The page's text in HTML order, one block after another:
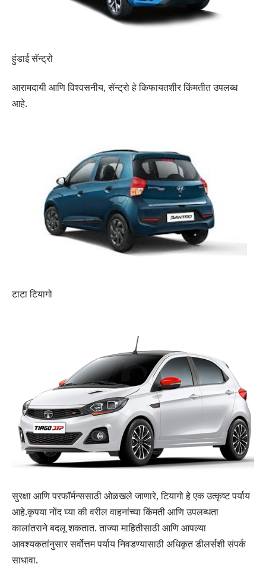
हुंडाई सॅन्ट्रो
आरामदायी आणि विश्वसनीय, सॅन्ट्रो हे किफायतशीर किंमतीत उपलब्ध
आहे.​
टाटा टियागो
सुरक्षा आणि परफॉर्मन्ससाठी ओळखले जाणारे, टियागो हे एक उत्कृष्ट पर्याय
आहे.​कृपया नोंद घ्या की वरील वाहनांच्या किंमती आणि उपलब्धता
कालांतराने बदलू शकतात. ताज्या माहितीसाठी आणि आपल्या
आवश्यकतांनुसार सर्वोत्तम पर्याय निवडण्यासाठी अधिकृत डीलर्सशी संपर्क
साधावा.